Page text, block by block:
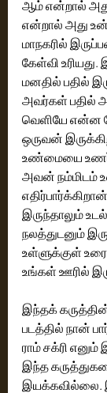
ஆம் என்றால்
என்றால் அது உன்
மாநகரில்
கேள்வி
மனதில் பதில்
அவர்கள் பதில்
வெளியே என்ன
ஒருவன்
உண்மையை
அவன்
எதிர்பார்க்கிறான்.‌ நான்
இருந்தாலும்
நலத்துடனும்
உள்ளுக்குள்
உங்கள் ஊரில்
இந்தக்
படத்தில் நான்
ராம் சக்ரி
இந்த
இயக்கவில்லை.